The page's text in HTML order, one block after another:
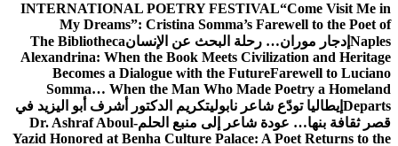
INTERNATIONAL POETRY FESTIVAL“Come Visit Me in
My Dreams”: Cristina Somma’s Farewell to the Poet of
Naples إدجار موران… رحلة البحث عن الإنسانThe Bibliotheca
Alexandrina: When the Book Meets Civilization and Heritage
Becomes a Dialogue with the FutureFarewell to Luciano
Somma… When the Man Who Made Poetry a Homeland
Departs إيطاليا تودّع شاعر نابوليتكريم الدكتور أشرف أبو اليزيد في
قصر ثقافة بنها… عودة شاعر إلى منبع الحلمDr. Ashraf Aboul-
Yazid Honored at Benha Culture Palace: A Poet Returns to the